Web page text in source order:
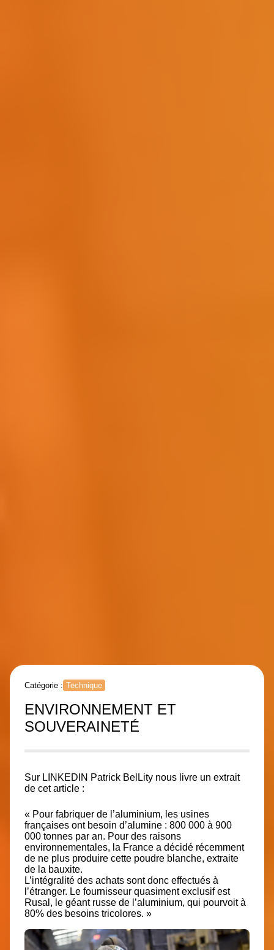
Catégorie : Technique
ENVIRONNEMENT ET
SOUVERAINETÉ
Sur LINKEDIN Patrick BelLity nous livre un extrait
de cet article :
« Pour fabriquer de l’aluminium, les usines
françaises ont besoin d’alumine : 800 000 à 900
000 tonnes par an. Pour des raisons
environnementales, la France a décidé récemment
de ne plus produire cette poudre blanche, extraite
de la bauxite.
L’intégralité des achats sont donc effectués à
l’étranger. Le fournisseur quasiment exclusif est
Rusal, le géant russe de l’aluminium, qui pourvoit à
80% des besoins tricolores. »